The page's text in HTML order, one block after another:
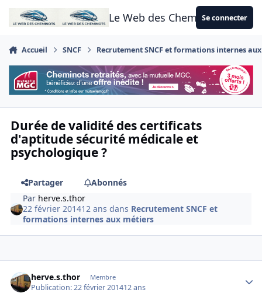
Aller au contenu
Le Web des CheminotsSe connecter
Accueil SNCF Recrutement SNCF et formations internes
Durée de validité des certificats
d'aptitude sécurité médicale et
psychologique ?
Partager
Abonnés
Par herve.s.thor
22 février 201412 ans dans Recrutement SNCF et
formations internes aux métiers
herve.s.thor Membre
Publication:22 février 201412 ans